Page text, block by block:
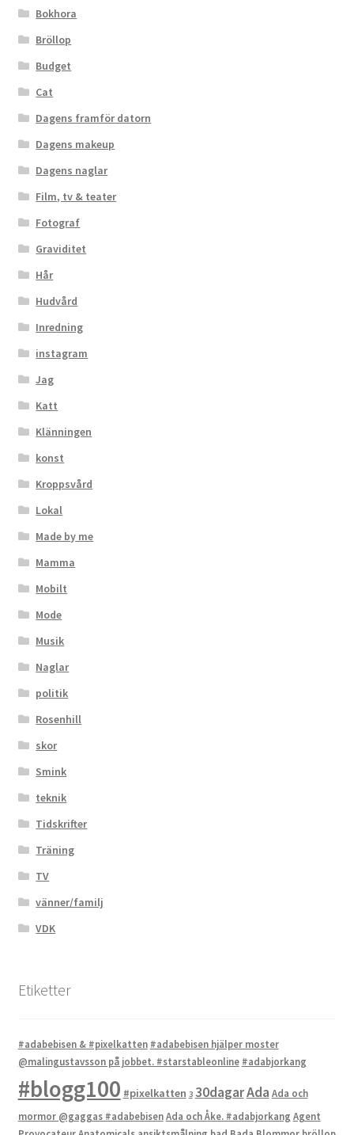
Bokhora
Bröllop
Budget
Cat
Dagens framför datorn
Dagens makeup
Dagens naglar
Film, tv & teater
Fotograf
Graviditet
Hår
Hudvård
Inredning
instagram
Jag
Katt
Klänningen
konst
Kroppsvård
Lokal
Made by me
Mamma
Mobilt
Mode
Musik
Naglar
politik
Rosenhill
skor
Smink
teknik
Tidskrifter
Träning
TV
vänner/familj
VDK
Etiketter
#adabebisen & #pixelkatten #adabebisen hjälper moster
@malingustavsson på jobbet. #starstableonline #adabjorkang
#blogg100 #pixelkatten 3 30dagarAda Ada och
mormor @gaggas #adabebisenAda och Åke. #adabjorkang Agent